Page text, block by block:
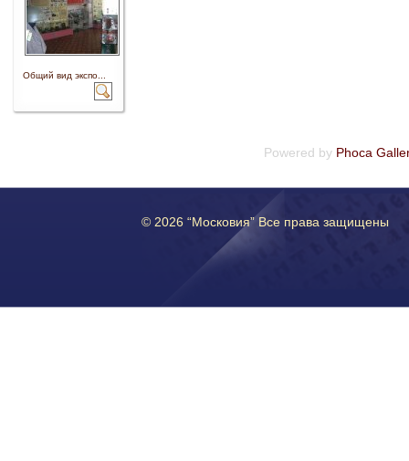
Общий вид экспо...
Powered by Phoca
© 2026 “Московия” Все права защищены